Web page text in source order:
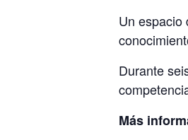
Un espacio
Durante
Más